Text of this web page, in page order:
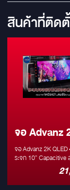
สินค้าที่ติด
จอ Advanz
QLED
จอ Advanz 2K QLED
ระจก 10” Capacitive
ภาษาไทย (เมนูภาษาไทย) •ร
ปฏิบัติการ Android •รองรับไวไฟ